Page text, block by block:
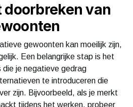
doorbreken van
gewoonten kan moeilijk zijn,
Een belangrijke stap is het
die je negatieve gedrag
te introduceren die
zijn. Bijvoorbeeld, als je merkt
tijdens het werken, probeer